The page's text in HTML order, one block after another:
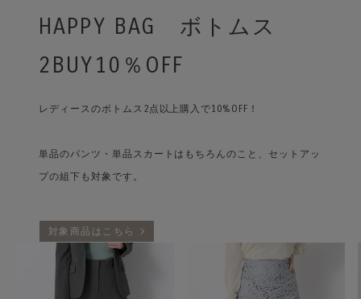
HAPPY BAG ボトムス
2BUY10％OFF
レディースのボトムス2点以上購入で10%OFF！
単品のパンツ・単品スカートはもちろんのこと、セットアッ
プの組下も対象です。
対象商品はこちら